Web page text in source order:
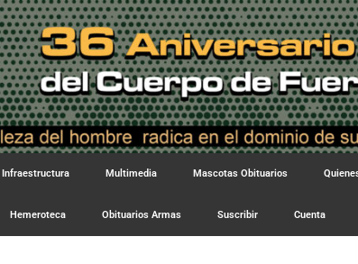
Infraestructura Multimedia Mascotas Obituarios
Hemeroteca Obituarios Armas Suscribir Cuenta